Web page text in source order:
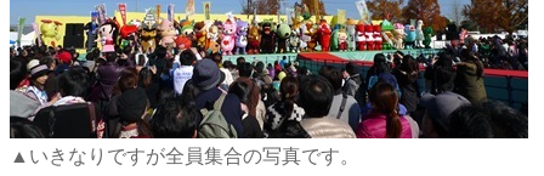
▲いきなりですが全員集合の写真です。